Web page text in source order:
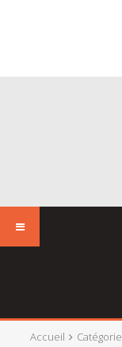
Accueil